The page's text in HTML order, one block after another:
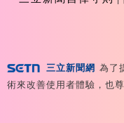
Reserved 版權所有
三立新聞網 為了
術來改善使用者體驗，也